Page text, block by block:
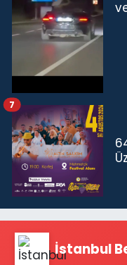
7
İstanbul